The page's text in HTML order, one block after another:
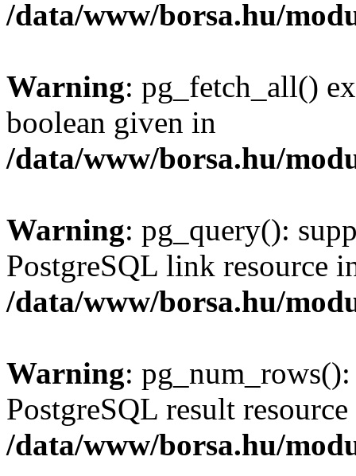
/data/www/borsa.hu/
Warning: pg_fetch_all()
boolean given in
/data/www/borsa.hu/
Warning: pg_query():
PostgreSQL link resource
/data/www/borsa.hu/
Warning:
PostgreSQL result
/data/www/borsa.hu/